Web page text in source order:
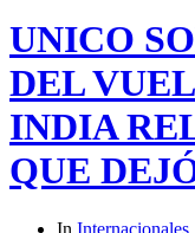
UNICO
DEL
INDIA
QUE
In Internacionales